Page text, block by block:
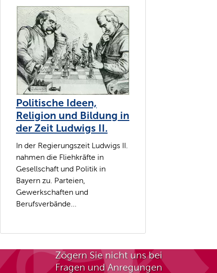
Politische Ideen,
Religion und Bildung in
der Zeit Ludwigs II.
In der Regierungszeit Ludwigs II.
nahmen die Fliehkräfte in
Gesellschaft und Politik in
Bayern zu. Parteien,
Gewerkschaften und
Berufsverbände...
Zögern Sie nicht uns bei
Fragen und Anregungen